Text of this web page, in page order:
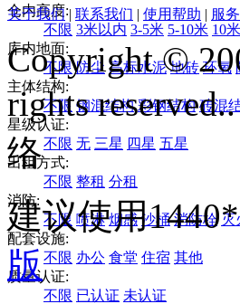
仓内高度:
不限 3米以内 3-5米 5-10米 10
库内地面:
不限 防尘 高标水泥 地砖 环氧
主体结构:
不限 钢混结构 彩钢结构 砖混
星级认证:
不限 无 三星 四星 五星
出租方式:
不限 整租 分租
消防:
不限 喷淋 烟感 沙桶 消防栓 灭
配套设施:
不限 办公 食堂 住宿 其他
质量认证:
不限 已认证 未认证
关于我们| 联系我们 | 使用帮助 | 服
Copyright ©
rights
络
建议使用
版